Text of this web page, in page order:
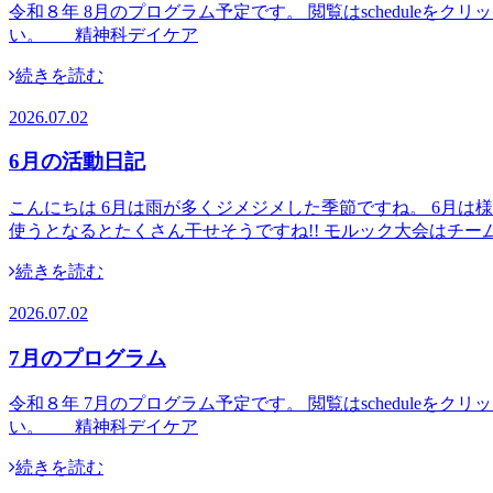
令和８年 8月のプログラム予定です。 閲覧はscheduleをク
い。 精神科デイケア
続きを読む
2026.07.02
6月の活動日記
こんにちは 6月は雨が多くジメジメした季節ですね。 6月は
使うとなるとたくさん干せそうですね!! モルック大会はチー
続きを読む
2026.07.02
7月のプログラム
令和８年 7月のプログラム予定です。 閲覧はscheduleをク
い。 精神科デイケア
続きを読む